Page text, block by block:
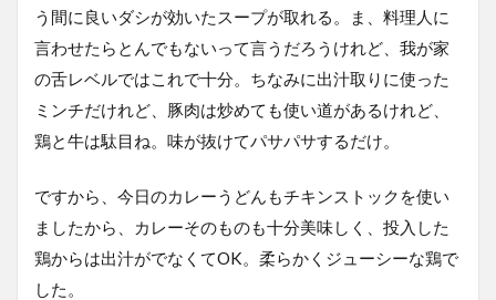
う間に良いダシが効いたスープが取れる。ま、料理人に
言わせたらとんでもないって言うだろうけれど、我が家
の舌レベルではこれで十分。ちなみに出汁取りに使った
ミンチだけれど、豚肉は炒めても使い道があるけれど、
鶏と牛は駄目ね。味が抜けてパサパサするだけ。
ですから、今日のカレーうどんもチキンストックを使い
ましたから、カレーそのものも十分美味しく、投入した
鶏からは出汁がでなくてOK。柔らかくジューシーな鶏で
した。